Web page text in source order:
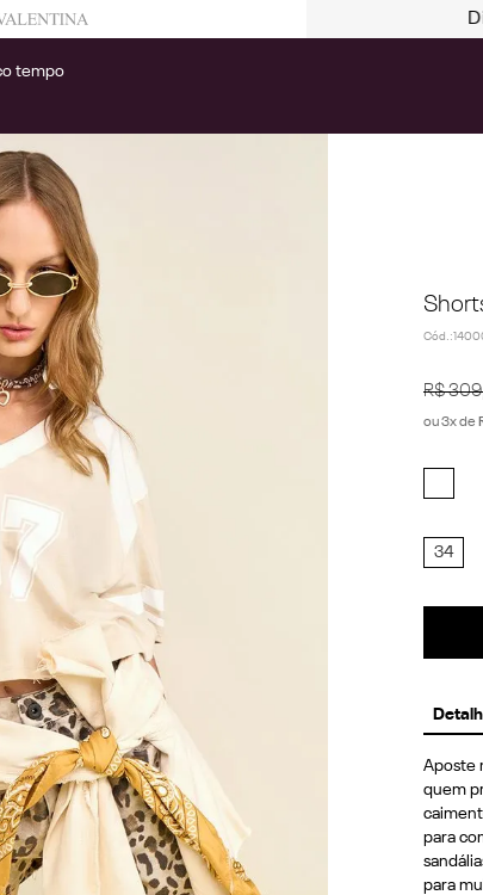
tempo
Cód. :
R$ 309
ou3x de
34
Aposte
quem
para
para